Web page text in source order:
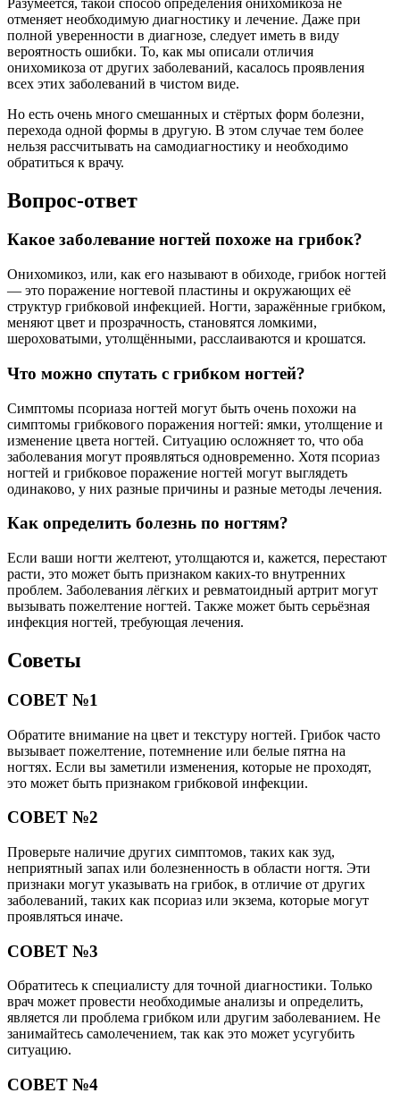
отменяет необходимую диагностику и лечение. Даже при
полной уверенности в диагнозе, следует иметь в виду
вероятность ошибки. То, как мы описали отличия
онихомикоза от других заболеваний, касалось проявления
всех этих заболеваний в чистом виде.
Но есть очень много смешанных и стёртых форм болезни,
перехода одной формы в другую. В этом случае тем более
нельзя рассчитывать на самодиагностику и необходимо
обратиться к врачу.
Вопрос-ответ
Какое заболевание ногтей похоже на грибок?
Онихомикоз, или, как его называют в обиходе, грибок ногтей
— это поражение ногтевой пластины и окружающих её
структур грибковой инфекцией. Ногти, заражённые грибком,
меняют цвет и прозрачность, становятся ломкими,
шероховатыми, утолщёнными, расслаиваются и крошатся.
Что можно спутать с грибком ногтей?
Симптомы псориаза ногтей могут быть очень похожи на
симптомы грибкового поражения ногтей: ямки, утолщение и
изменение цвета ногтей. Ситуацию осложняет то, что оба
заболевания могут проявляться одновременно. Хотя псориаз
ногтей и грибковое поражение ногтей могут выглядеть
одинаково, у них разные причины и разные методы лечения.
Как определить болезнь по ногтям?
Если ваши ногти желтеют, утолщаются и, кажется, перестают
расти, это может быть признаком каких-то внутренних
проблем. Заболевания лёгких и ревматоидный артрит могут
вызывать пожелтение ногтей. Также может быть серьёзная
инфекция ногтей, требующая лечения.
Советы
СОВЕТ №1
Обратите внимание на цвет и текстуру ногтей. Грибок часто
вызывает пожелтение, потемнение или белые пятна на
ногтях. Если вы заметили изменения, которые не проходят,
это может быть признаком грибковой инфекции.
СОВЕТ №2
Проверьте наличие других симптомов, таких как зуд,
неприятный запах или болезненность в области ногтя. Эти
признаки могут указывать на грибок, в отличие от других
заболеваний, таких как псориаз или экзема, которые могут
проявляться иначе.
СОВЕТ №3
Обратитесь к специалисту для точной диагностики. Только
врач может провести необходимые анализы и определить,
является ли проблема грибком или другим заболеванием. Не
занимайтесь самолечением, так как это может усугубить
ситуацию.
СОВЕТ №4